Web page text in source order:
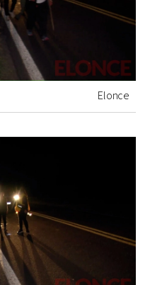
Elonce